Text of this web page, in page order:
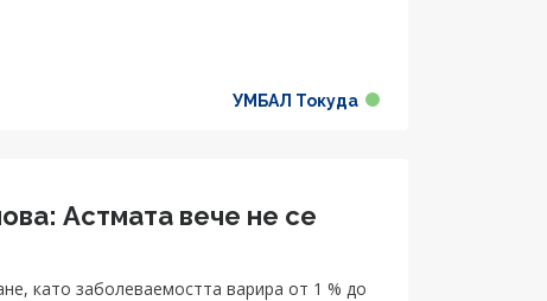
УМБАЛ Токуда
Астмата вече не се
като заболеваемостта варира от 1 % до